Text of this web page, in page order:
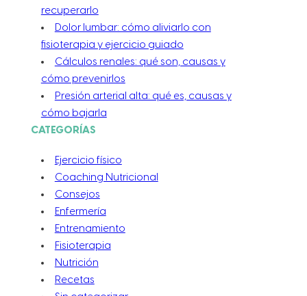
recuperarlo
Dolor lumbar: cómo aliviarlo con
fisioterapia y ejercicio guiado
Cálculos renales: qué son, causas y
cómo prevenirlos
Presión arterial alta: qué es, causas y
cómo bajarla
CATEGORÍAS
Ejercicio físico
Coaching Nutricional
Consejos
Enfermería
Entrenamiento
Fisioterapia
Nutrición
Recetas